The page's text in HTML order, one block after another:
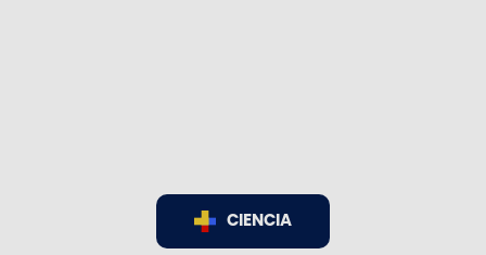
CIENCIA